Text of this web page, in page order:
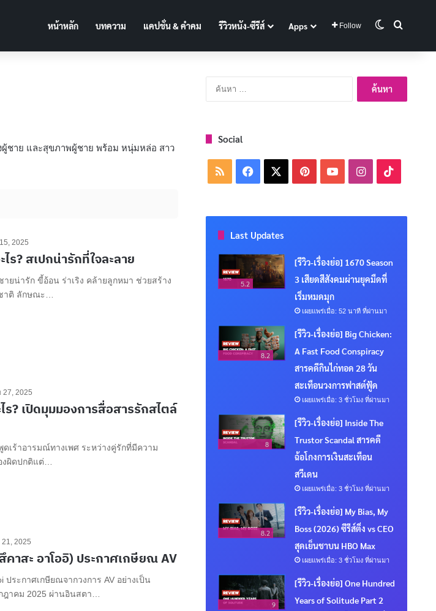
หน้าหลัก บทความ แคปชั่น & คำคม รีวิวหนัง-ซีรีส์ Apps Follow Switch skin
ผู้ชาย และสุขภาพผู้ชาย พร้อม หนุ่มหล่อ สาว
2025
ร? สเปกน่ารักที่ใจละลาย
ยน่ารัก ขี้อ้อน ร่าเริง คล้ายลูกหมา ช่วยสร้าง
าติ ลักษณะ…
27, 2025
ร? เปิดมุมมองการสื่อสารรักสไตล์
ดเร้าอารมณ์ทางเพศ ระหว่างคู่รักที่มีความ
ผิดปกติแต่…
2025
คาสะ อาโออิ) ประกาศเกษียณ AV
ประกาศเกษียณจากวงการ AV อย่างเป็น
ฎาคม 2025 ผ่านอินสตา…
ค้นหา
สำหรับ:
Social
RSS Facebook PinterestYouTubeInstagram
Last Updates
5.2
[รีวิว-เรื่องย่อ] 1670 Season
3 เสียดสีสังคมผ่านยุคมืดที่
เริ่มหมดมุก
เผยแพร่เมื่อ: 52 นาที ที่ผ่านมา
8.2
[รีวิว-เรื่องย่อ] Big Chicken:
A Fast Food Conspiracy
สารคดีกินไก่ทอด 28 วัน
สะเทือนวงการฟาสต์ฟู้ด
เผยแพร่เมื่อ: 3 ชั่วโมง ที่ผ่านมา
8
[รีวิว-เรื่องย่อ] Inside The
Trustor Scandal สารคดี
ฉ้อโกงการเงินสะเทือน
สวีเดน
เผยแพร่เมื่อ: 3 ชั่วโมง ที่ผ่านมา
8.2
[รีวิว-เรื่องย่อ] My Bias, My
Boss (2026) ซีรีส์ติ่ง vs CEO
สุดเย็นชาบน HBO Max
เผยแพร่เมื่อ: 3 ชั่วโมง ที่ผ่านมา
9
[รีวิว-เรื่องย่อ] One Hundred
Years of Solitude Part 2